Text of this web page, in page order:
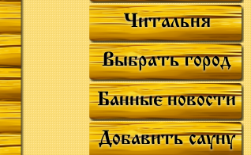
Читальня
Выбрать город
Банные новости
Добавить сауну